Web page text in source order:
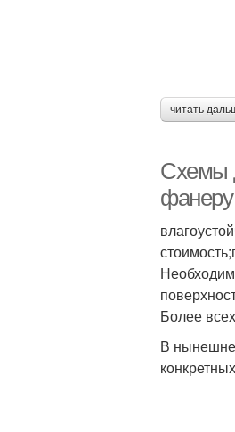
читать
Схемы
Более
В